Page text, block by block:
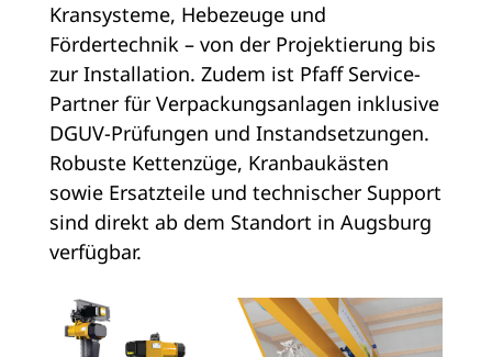
Kransysteme, Hebezeuge und
Fördertechnik – von der Projektierung bis
zur Installation. Zudem ist Pfaff Service-
Partner für Verpackungsanlagen inklusive
DGUV-Prüfungen und Instandsetzungen.
Robuste Kettenzüge, Kranbaukästen
sowie Ersatzteile und technischer Support
sind direkt ab dem Standort in Augsburg
verfügbar.